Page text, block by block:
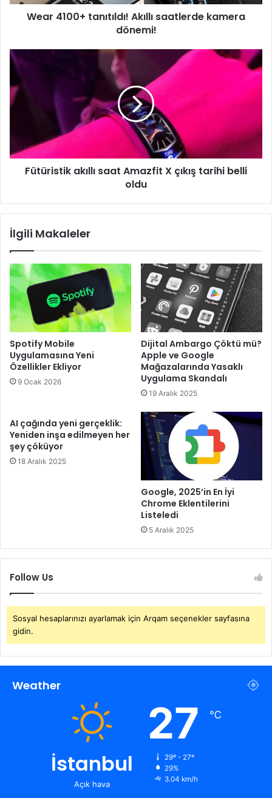
Wear 4100+ tanıtıldı! Akıllı saatlerde kamera
dönemi!
Fütüristik
akıllı
saat
Amazfit
X
oldu
Fütüristik akıllı saat Amazfit X çıkış tarihi belli
oldu
İlgili Makaleler
Spotify Mobile
Uygulamasına Yeni
Özellikler Ekliyor
9 Ocak 2026
Dijital Ambargo Çöktü mü?
Apple ve Google
Mağazalarında Yasaklı
Uygulama Skandalı
19 Aralık 2025
AI çağında yeni gerçeklik:
Yeniden inşa edilmeyen her
şey çöküyor
18 Aralık 2025
Google, 2025’in En İyi
Chrome Eklentilerini
Listeledi
5 Aralık 2025
Follow Us
Sosyal hesaplarınızı ayarlamak için Arqam seçenekler sayfasına
gidin.
Weather
İstanbul
Açık hava
27 ℃
29º - 27º
29%
3.04 km/h